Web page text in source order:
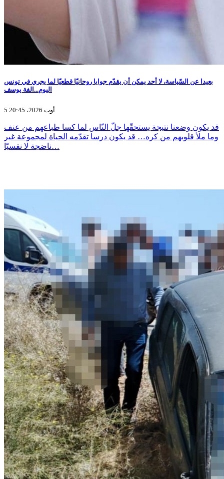
بعيدا عن السّياسة، لا أحد يمكن أن يقدّم جوابا روحانيّا قطعيّا لما يجري في تونس
اليوم...الفة يوسف
5 أوت 2026، 20:45
قد يكون وضعنا نتيجة يستحقّها جلّ النّاس لما كسا طباعهم من عنف
وما ملأ قلوبهم من كره… قد يكون درسا تقدّمه الحياة لمجموعة غير
ناضجة لا نفسيّا…